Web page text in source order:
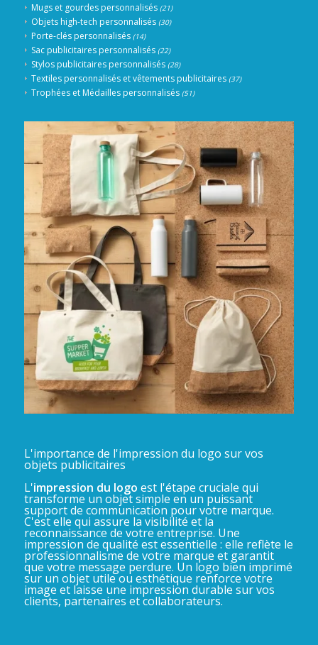
Mugs et gourdes personnalisés (21)
Objets high-tech personnalisés (30)
Porte-clés personnalisés (14)
Sac publicitaires personnalisés (22)
Stylos publicitaires personnalisés (28)
Textiles personnalisés et vêtements publicitaires (37)
Trophées et Médailles personnalisés (51)
L'importance de l'impression du logo sur vos
objets publicitaires
L'impression du logo est l'étape cruciale qui
transforme un objet simple en un puissant
support de communication pour votre marque.
C'est elle qui assure la visibilité et la
reconnaissance de votre entreprise. Une
impression de qualité est essentielle : elle reflète le
professionnalisme de votre marque et garantit
que votre message perdure. Un logo bien imprimé
sur un objet utile ou esthétique renforce votre
image et laisse une impression durable sur vos
clients, partenaires et collaborateurs.